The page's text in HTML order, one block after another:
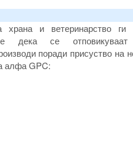
храна и ветеринарство ги
дека се
поради присуство на
алфа GPC: